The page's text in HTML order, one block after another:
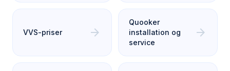
VVS-priser arrow_forward
Quooker
installation og
service
arrow_forward